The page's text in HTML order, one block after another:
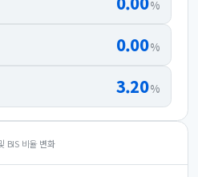
%
0.00%
3.20%
BIS 비율 변화